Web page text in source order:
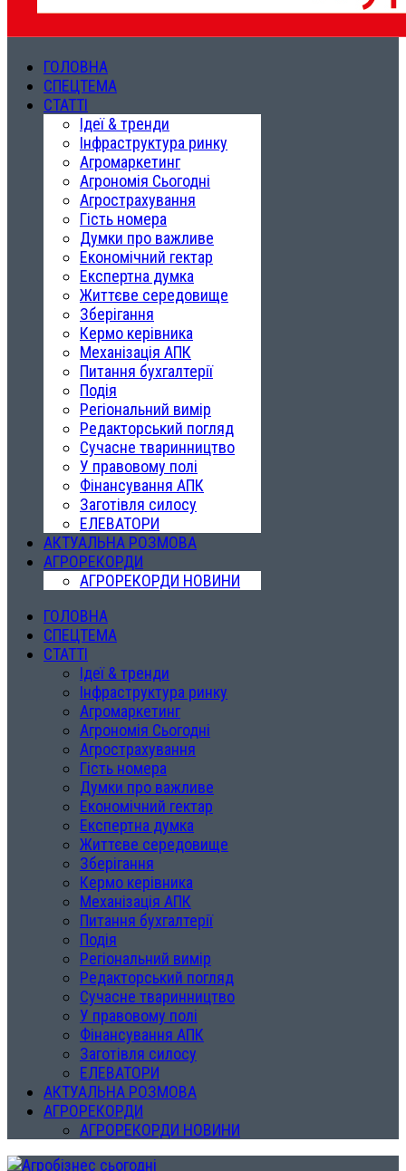
ГОЛОВНА
СПЕЦТЕМА
СТАТТІ
Ідеї & тренди
Інфраструктура ринку
Агромаркетинг
Агрономія Сьогодні
Агрострахування
Гість номера
Думки про важливе
Економічний гектар
Експертна думка
Життєве середовище
Зберігання
Кермо керівника
Механізація АПК
Питання бухгалтерії
Подія
Регіональний вимір
Редакторський погляд
Сучасне тваринництво
У правовому полі
Фінансування АПК
Заготівля силосу
ЕЛЕВАТОРИ
АКТУАЛЬНА РОЗМОВА
АГРОРЕКОРДИ
АГРОРЕКОРДИ НОВИНИ
ГОЛОВНА
СПЕЦТЕМА
СТАТТІ
Ідеї & тренди
Інфраструктура ринку
Агромаркетинг
Агрономія Сьогодні
Агрострахування
Гість номера
Думки про важливе
Економічний гектар
Експертна думка
Життєве середовище
Зберігання
Кермо керівника
Механізація АПК
Питання бухгалтерії
Подія
Регіональний вимір
Редакторський погляд
Сучасне тваринництво
У правовому полі
Фінансування АПК
Заготівля силосу
ЕЛЕВАТОРИ
АКТУАЛЬНА РОЗМОВА
АГРОРЕКОРДИ
АГРОРЕКОРДИ НОВИНИ